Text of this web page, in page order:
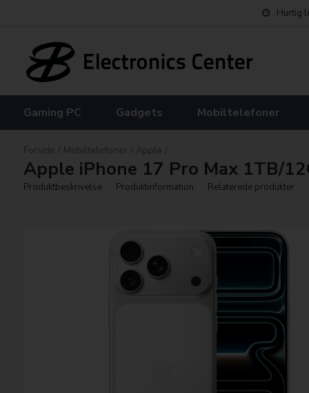
Hurtig
Gaming PC Gadgets Mobiltelefoner
Forside / Mobiltelefoner / Apple /
Apple iPhone 17 Pro Max 1TB/
Produktbeskrivelse Produktinformation Relaterede produkter